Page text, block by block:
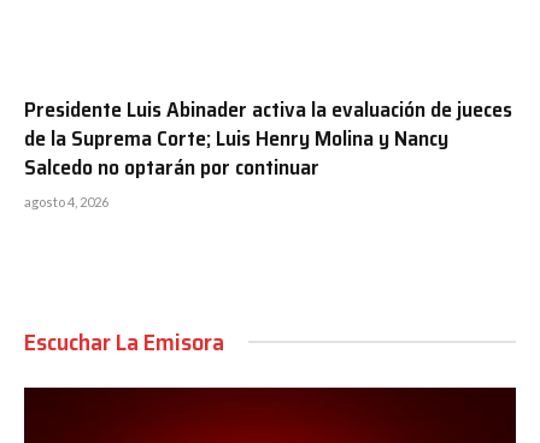
Presidente Luis Abinader activa la evaluación de jueces
de la Suprema Corte; Luis Henry Molina y Nancy
Salcedo no optarán por continuar
agosto 4, 2026
Escuchar La Emisora